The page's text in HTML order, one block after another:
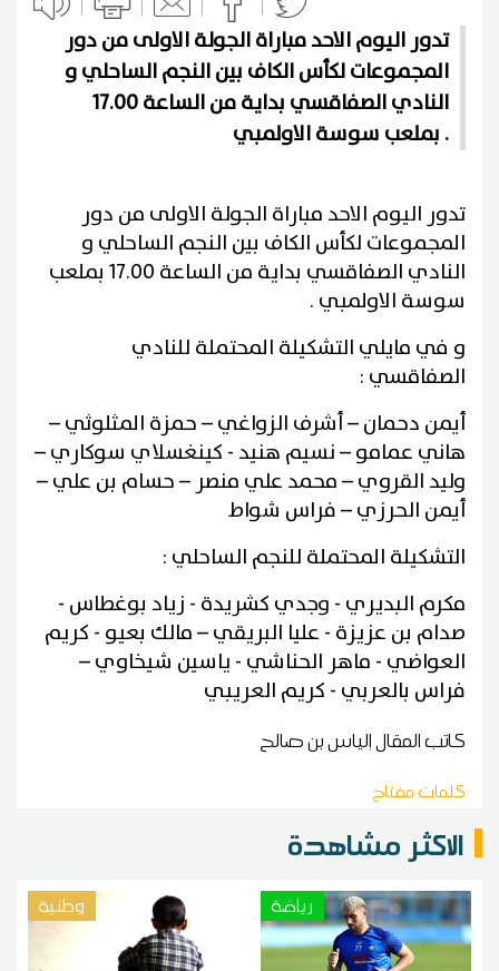
تدور اليوم الاحد مباراة الجولة الاولى من دور
المجموعات لكأس الكاف بين النجم الساحلي و
النادي الصفاقسي بداية من الساعة 17.00
بملعب سوسة الاولمبي .
تدور اليوم الاحد مباراة الجولة الاولى من دور
المجموعات لكأس الكاف بين النجم الساحلي و
النادي الصفاقسي بداية من الساعة 17.00 بملعب
سوسة الاولمبي .
و في مايلي التشكيلة المحتملة للنادي
الصفاقسي :
أيمن دحمان – أشرف الزواغي – حمزة المثلوثي –
هاني عمامو – نسيم هنيد - كينغسلاي سوكاري –
وليد القروي – محمد علي منصر – حسام بن علي –
أيمن الحرزي – فراس شواط
التشكيلة المحتملة للنجم الساحلي :
مكرم البديري - وجدي كشريدة - زياد بوغطاس -
صدام بن عزيزة - عليا البريقي – مالك بعيو - كريم
العواضي - ماهر الحناشي - ياسين شيخاوي –
فراس بالعربي - كريم العريبي
كاتب المقالإلياس بن صالح
كلمات مفتاح
الاكثر مشاهدة
رياضة وطنية